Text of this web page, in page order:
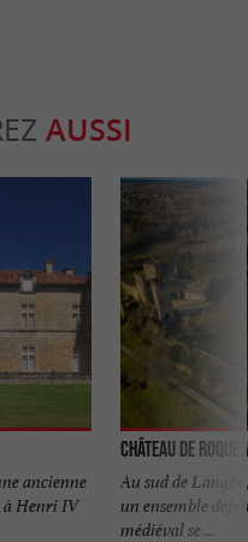
AUSSI
ancienne
à Henri IV
Château de
Au sud de
un ensemble
médiéval se ...